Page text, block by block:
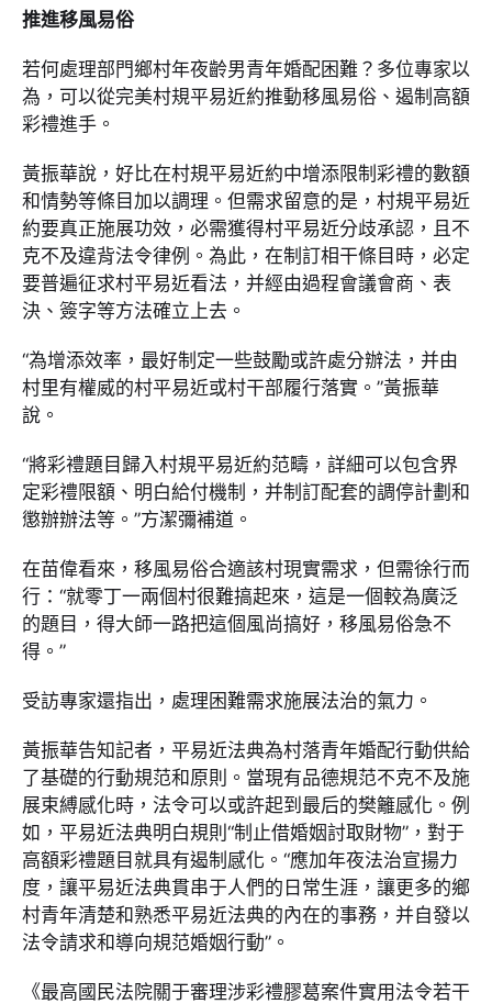
推進移風易俗
若何處理部門鄉村年夜齡男青年婚配困難？多位專家以
為，可以從完美村規平易近約推動移風易俗、遏制高額
彩禮進手。
黃振華說，好比在村規平易近約中增添限制彩禮的數額
和情勢等條目加以調理。但需求留意的是，村規平易近
約要真正施展功效，必需獲得村平易近分歧承認，且不
克不及違背法令律例。為此，在制訂相干條目時，必定
要普遍征求村平易近看法，并經由過程會議會商、表
決、簽字等方法確立上去。
“為增添效率，最好制定一些鼓勵或許處分辦法，并由
村里有權威的村平易近或村干部履行落實。”黃振華
說。
“將彩禮題目歸入村規平易近約范疇，詳細可以包含界
定彩禮限額、明白給付機制，并制訂配套的調停計劃和
懲辦辦法等。”方潔彌補道。
在苗偉看來，移風易俗合適該村現實需求，但需徐行而
行：“就零丁一兩個村很難搞起來，這是一個較為廣泛
的題目，得大師一路把這個風尚搞好，移風易俗急不
得。”
受訪專家還指出，處理困難需求施展法治的氣力。
黃振華告知記者，平易近法典為村落青年婚配行動供給
了基礎的行動規范和原則。當現有品德規范不克不及施
展束縛感化時，法令可以或許起到最后的樊籬感化。例
如，平易近法典明白規則“制止借婚姻討取財物”，對于
高額彩禮題目就具有遏制感化。“應加年夜法治宣揚力
度，讓平易近法典貫串于人們的日常生涯，讓更多的鄉
村青年清楚和熟悉平易近法典的內在的事務，并自發以
法令請求和導向規范婚姻行動”。
《最高國民法院關于審理涉彩禮膠葛案件實用法令若干